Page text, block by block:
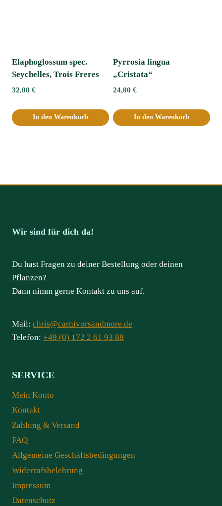
Elaphoglossum spec.
Seychelles, Trois Freres
32,00 €
In den Warenkorb
Pyrrosia lingua
„Cristata“
24,00 €
In den Warenkorb
Wir sind für dich da!
Du hast Fragen zu deiner Bestellung oder deinen
Pflanzen?
Dann nimm gerne Kontakt zu uns auf.
Mail: chris@carnivorsandmore.de
Telefon: +49 (0) 172 2 61 93 88
SERVICE
Mein Konto
Kontakt
Zahlung & Versand
FAQ
Allgemeine Geschäftsbedingungen
Widerrufsbelehrung
Impressum
Datenschutz